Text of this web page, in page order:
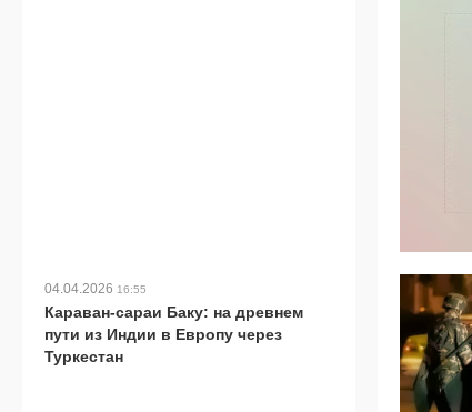
04.04.2026 16:55
Караван-сараи Баку: на древнем
пути из Индии в Европу через
Туркестан